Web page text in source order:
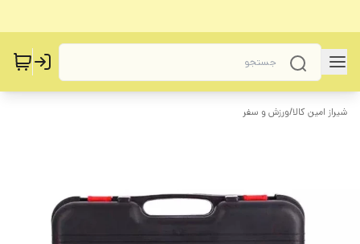
شیراز امین کالا/ورزش و سفر